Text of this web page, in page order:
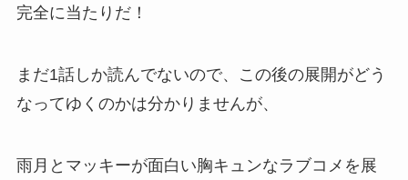
完全に当たりだ！
まだ1話しか読んでないので、この後の展開がどう
なってゆくのかは分かりませんが、
雨月とマッキーが面白い胸キュンなラブコメを展